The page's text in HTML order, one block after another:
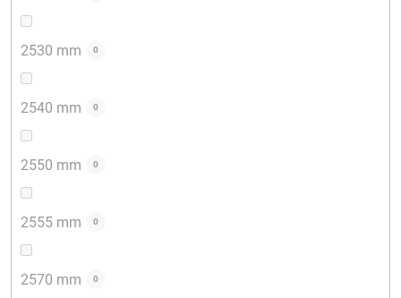
2530 mm 0
2540 mm 0
2550 mm 0
2555 mm 0
2570 mm 0